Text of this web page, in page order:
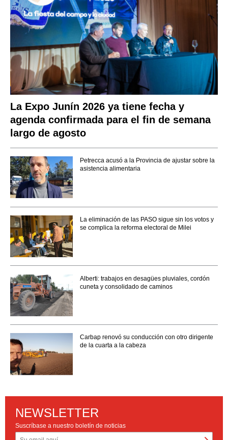
La Expo Junín 2026 ya tiene fecha y
agenda confirmada para el fin de semana
largo de agosto
Petrecca acusó a la Provincia de ajustar sobre la
asistencia alimentaria
La eliminación de las PASO sigue sin los votos y
se complica la reforma electoral de Milei
Alberti: trabajos en desagües pluviales, cordón
cuneta y consolidado de caminos
Carbap renovó su conducción con otro dirigente
de la cuarta a la cabeza
NEWSLETTER
Suscríbase a nuestro boletín de noticias